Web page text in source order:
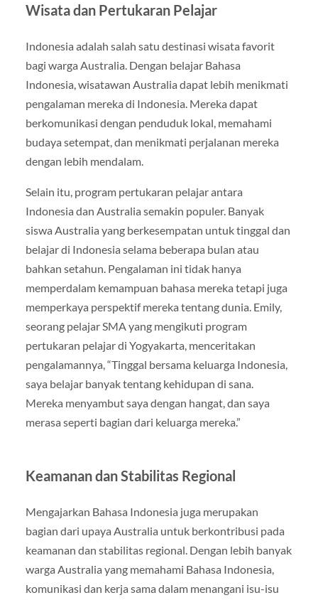
Wisata dan Pertukaran Pelajar
Indonesia adalah salah satu destinasi wisata favorit
bagi warga Australia. Dengan belajar Bahasa
Indonesia, wisatawan Australia dapat lebih menikmati
pengalaman mereka di Indonesia. Mereka dapat
berkomunikasi dengan penduduk lokal, memahami
budaya setempat, dan menikmati perjalanan mereka
dengan lebih mendalam.
Selain itu, program pertukaran pelajar antara
Indonesia dan Australia semakin populer. Banyak
siswa Australia yang berkesempatan untuk tinggal dan
belajar di Indonesia selama beberapa bulan atau
bahkan setahun. Pengalaman ini tidak hanya
memperdalam kemampuan bahasa mereka tetapi juga
memperkaya perspektif mereka tentang dunia. Emily,
seorang pelajar SMA yang mengikuti program
pertukaran pelajar di Yogyakarta, menceritakan
pengalamannya, “Tinggal bersama keluarga Indonesia,
saya belajar banyak tentang kehidupan di sana.
Mereka menyambut saya dengan hangat, dan saya
merasa seperti bagian dari keluarga mereka.”
Keamanan dan Stabilitas Regional
Mengajarkan Bahasa Indonesia juga merupakan
bagian dari upaya Australia untuk berkontribusi pada
keamanan dan stabilitas regional. Dengan lebih banyak
warga Australia yang memahami Bahasa Indonesia,
komunikasi dan kerja sama dalam menangani isu-isu